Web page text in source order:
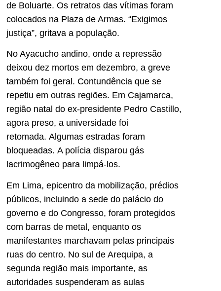
de Boluarte. Os retratos das vítimas foram
colocados na Plaza de Armas. “Exigimos
justiça”, gritava a população.
No Ayacucho andino, onde a repressão
deixou dez mortos em dezembro, a greve
também foi geral. Contundência que se
repetiu em outras regiões. Em Cajamarca,
região natal do ex-presidente Pedro Castillo,
agora preso, a universidade foi
retomada. Algumas estradas foram
bloqueadas. A polícia disparou gás
lacrimogêneo para limpá-los.
Em Lima, epicentro da mobilização, prédios
públicos, incluindo a sede do palácio do
governo e do Congresso, foram protegidos
com barras de metal, enquanto os
manifestantes marchavam pelas principais
ruas do centro. No sul de Arequipa, a
segunda região mais importante, as
autoridades suspenderam as aulas